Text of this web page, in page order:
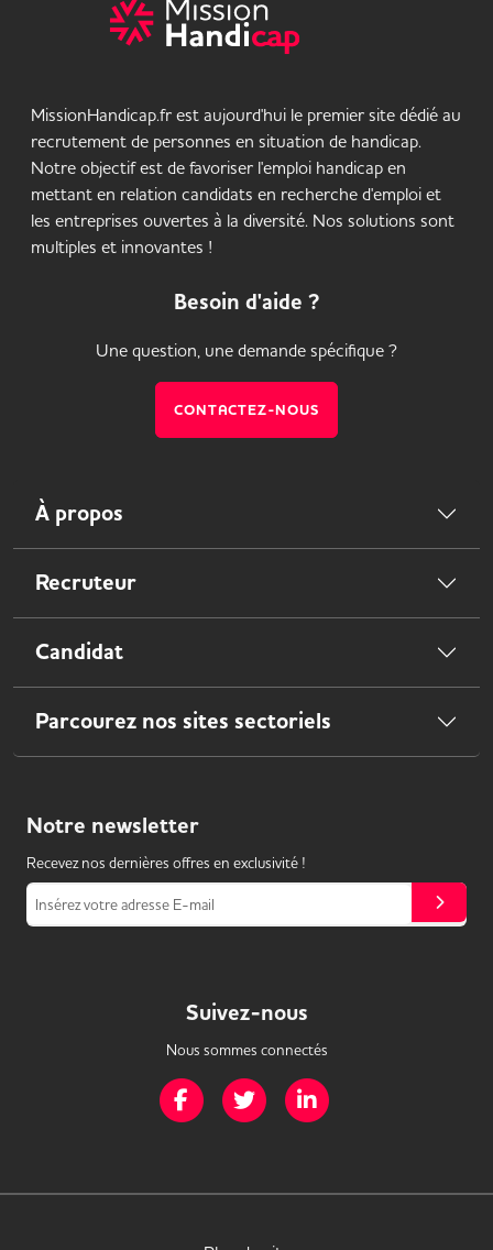
MissionHandicap.fr est aujourd'hui le premier site dédié au
recrutement de personnes en situation de handicap.
Notre objectif est de favoriser l'emploi handicap en
mettant en relation candidats en recherche d'emploi et
les entreprises ouvertes à la diversité. Nos solutions sont
multiples et innovantes !
Besoin d'aide ?
Une question, une demande spécifique ?
CONTACTEZ-NOUS
À propos
Recruteur
Candidat
Parcourez nos sites sectoriels
Notre newsletter
Recevez nos dernières offres en exclusivité !
Insérez votre adresse E-mail
Suivez-nous
Nous sommes connectés
Page Facebook de Mission Handicap
Page Twitter de Mission Handicap